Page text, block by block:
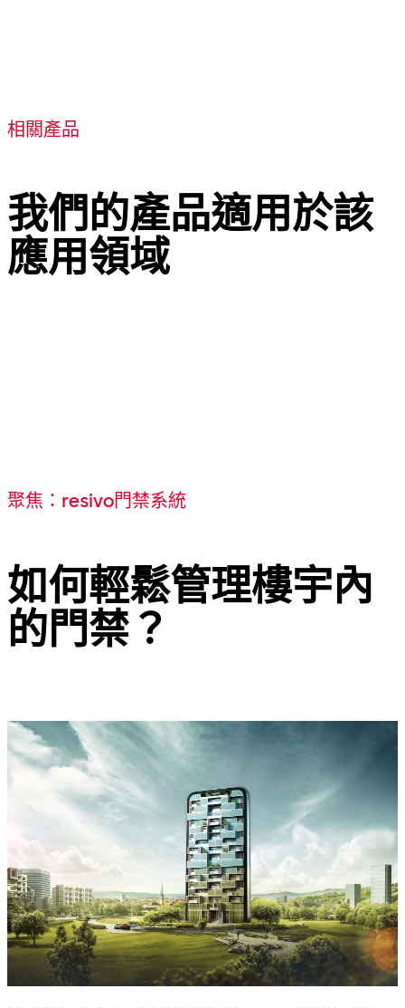
相關產品
我們的產品適用於該
應用領域
聚焦：resivo門禁系統
如何輕鬆管理樓宇內
的門禁？